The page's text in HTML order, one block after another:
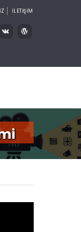
İLETİŞİM